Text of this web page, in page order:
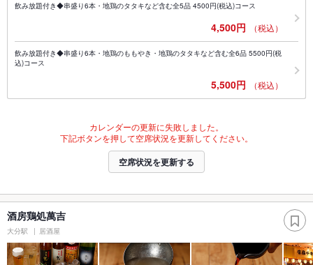
飲み放題付き◆串盛り6本・地鶏のタタキなど含む全5品 4500円(税込)コース
4,500円 （税込）
飲み放題付き◆串盛り6本・地鶏のももやき・地鶏のタタキなど含む全6品 5500円(税
込)コース
5,500円 （税込）
カレンダーの更新に失敗しました。
下記ボタンを押して空席状況を更新してください。
空席状況を更新する
酒房鶏処萬吉
大分駅 居酒屋